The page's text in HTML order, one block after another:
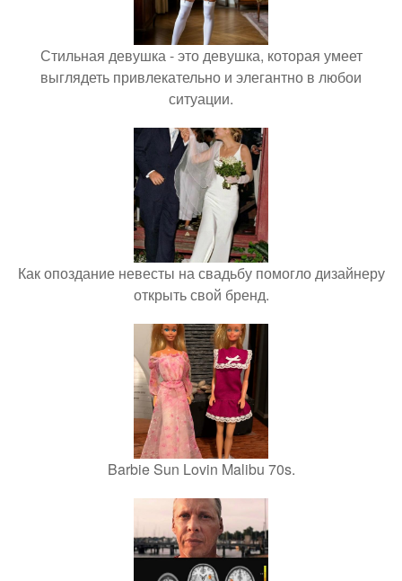
Стильная девушка - это девушка, которая умеет
выглядеть привлекательно и элегантно в любои
ситуации.
Как опоздание невесты на свадьбу помогло дизайнеру
открыть свой бренд.
Barbie Sun Lovin Malibu 70s.